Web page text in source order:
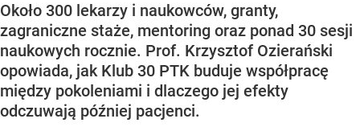
Około 300 lekarzy i naukowców, granty,
zagraniczne staże, mentoring oraz ponad 30 sesji
naukowych rocznie. Prof. Krzysztof Ozierański
opowiada, jak Klub 30 PTK buduje współpracę
między pokoleniami i dlaczego jej efekty
odczuwają później pacjenci.